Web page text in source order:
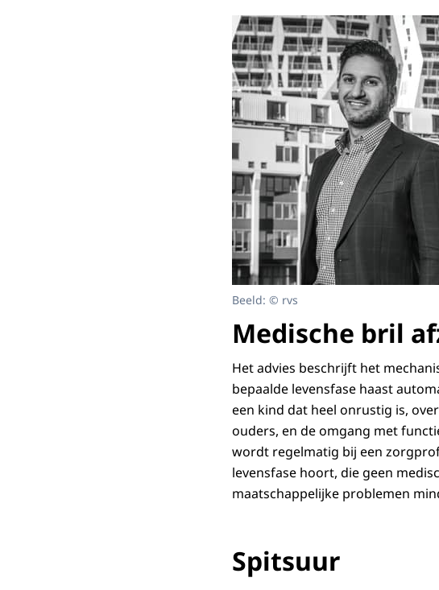
Beeld: © rvs
Medische bril
Het advies beschrijft het
bepaalde levensfase haast
een kind dat heel onrustig is,
ouders, en de omgang met
wordt regelmatig bij een
levensfase hoort, die geen
maatschappelijke problemen
Spitsuur